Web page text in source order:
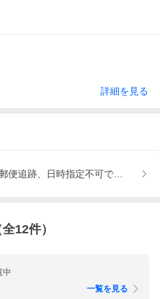
詳細を見る
便追跡、日時指定不可です。
全12件）
中
一覧を見る